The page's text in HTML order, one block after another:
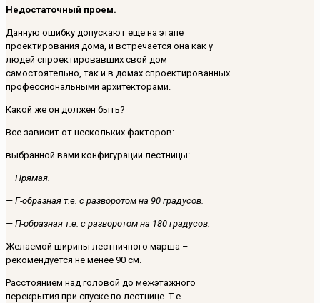
Недостаточный проем.
Данную ошибку допускают еще на этапе
проектирования дома, и встречается она как у
людей спроектировавших свой дом
самостоятельно, так и в домах спроектированных
профессиональными архитекторами.
Какой же он должен быть?
Все зависит от нескольких факторов:
выбранной вами конфигурации лестницы:
— Прямая.
— Г-образная т.е. с разворотом на 90 градусов.
— П-образная т.е. с разворотом на 180 градусов.
Желаемой ширины лестничного марша –
рекомендуется не менее 90 см.
Расстоянием над головой до межэтажного
перекрытия при спуске по лестнице. Т.е.